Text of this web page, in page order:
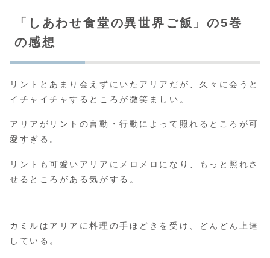
「しあわせ食堂の異世界ご飯」の5巻
の感想
リントとあまり会えずにいたアリアだが、久々に会うと
イチャイチャするところが微笑ましい。
アリアがリントの言動・行動によって照れるところが可
愛すぎる。
リントも可愛いアリアにメロメロになり、もっと照れさ
せるところがある気がする。
カミルはアリアに料理の手ほどきを受け、どんどん上達
している。